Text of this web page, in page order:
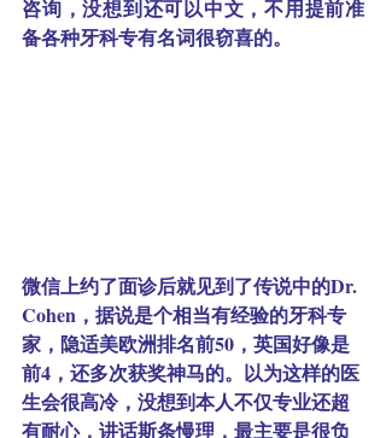
咨询，没想到还可以中文，不用提前准
备各种牙科专有名词很窃喜的。
微信上约了面诊后就见到了传说中的Dr.
Cohen ，据说是个相当有经验的牙科专
家，隐适美欧洲排名前50，英国好像是
前4，还多次获奖神马的。以为这样的医
生会很高冷，没想到本人不仅专业还超
有耐心，讲话斯条慢理，最主要是很负